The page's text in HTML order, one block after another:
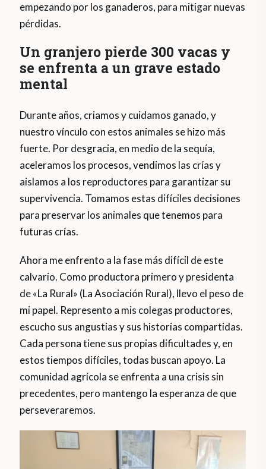
empezando por los ganaderos, para mitigar nuevas
pérdidas.
Un granjero pierde 300 vacas y
se enfrenta a un grave estado
mental
Durante años, criamos y cuidamos ganado, y
nuestro vínculo con estos animales se hizo más
fuerte. Por desgracia, en medio de la sequía,
aceleramos los procesos, vendimos las crías y
aislamos a los reproductores para garantizar su
supervivencia. Tomamos estas difíciles decisiones
para preservar los animales que tenemos para
futuras crías.
Ahora me enfrento a la fase más difícil de este
calvario. Como productora primero y presidenta
de «La Rural» (La Asociación Rural), llevo el peso de
mi papel. Represento a mis colegas productores,
escucho sus angustias y sus historias compartidas.
Cada persona tiene sus propias dificultades y, en
estos tiempos difíciles, todas buscan apoyo. La
comunidad agrícola se enfrenta a una crisis sin
precedentes, pero mantengo la esperanza de que
perseveraremos.